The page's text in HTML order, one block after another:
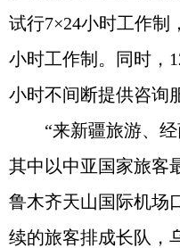
试行7×24小时工作制
小时工作制。同时，
小时不间断提供咨询
“来新疆旅游、
其中以中亚国家旅客
鲁木齐天山国际机场
续的旅客排成长队，